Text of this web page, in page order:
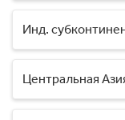
Инд.
Центральная